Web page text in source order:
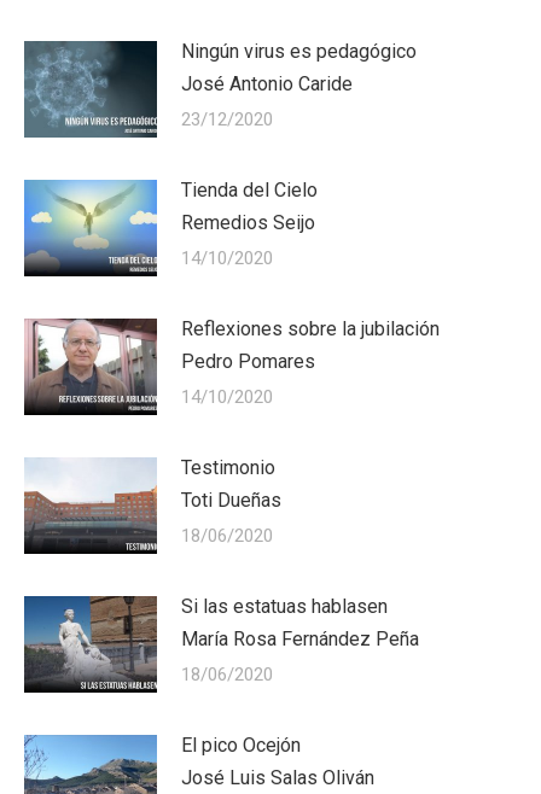
Ningún virus es pedagógico
José Antonio Caride
23/12/2020
Tienda del Cielo
Remedios Seijo
14/10/2020
Reflexiones sobre la jubilación
Pedro Pomares
14/10/2020
Testimonio
Toti Dueñas
18/06/2020
Si las estatuas hablasen
María Rosa Fernández Peña
18/06/2020
El pico Ocejón
José Luis Salas Oliván